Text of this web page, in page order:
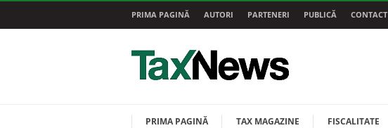
PRIMA PAGINĂ AUTORI PARTENERI PUBLICĂ CONTACT
PRIMA PAGINĂ TAX MAGAZINE FISCALITATE